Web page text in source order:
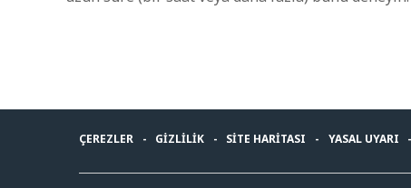
ÇEREZLER GIZLILIK SITE HARITASI YASAL UYARI